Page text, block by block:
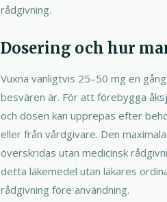
rådgivning.
Dosering och hur
Vuxna vanligtvis 25–50 mg en
besvären är. För att förebygga
och dosen kan upprepas efter
eller från vårdgivare. Den
överskridas utan medicinsk
detta läkemedel utan läkares
rådgivning före användning.